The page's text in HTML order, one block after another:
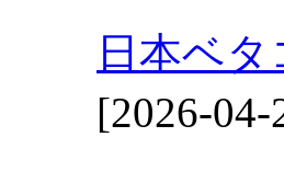
日本ベ
[2026-